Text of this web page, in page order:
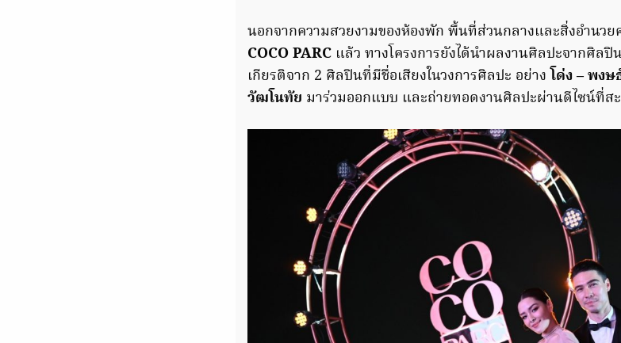
นอกจากความสวยงามของห้องพัก พื้นที่ส่วนกลางและสิ่งอำนว
COCO PARC แล้ว ทางโครงการยังได้นำผลงานศิลปะจากศิล
เกียรติจาก 2 ศิลปินที่มีชื่อเสียงในวงการศิลปะ อย่างโด่ง – พง
วัฒโนทัย มาร่วมออกแบบ และถ่ายทอดงานศิลปะผ่านดีไซน์ที่ส